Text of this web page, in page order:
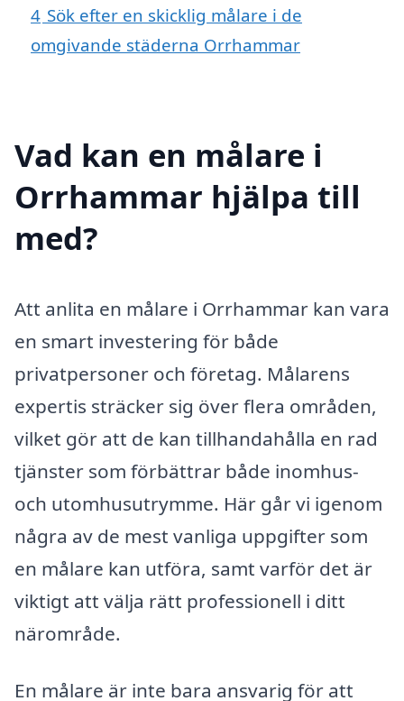
4 Sök efter en skicklig målare i de
omgivande städerna Orrhammar
Vad kan en målare i
Orrhammar hjälpa till
med?
Att anlita en målare i Orrhammar kan vara
en smart investering för både
privatpersoner och företag. Målarens
expertis sträcker sig över flera områden,
vilket gör att de kan tillhandahålla en rad
tjänster som förbättrar både inomhus-
och utomhusutrymme. Här går vi igenom
några av de mest vanliga uppgifter som
en målare kan utföra, samt varför det är
viktigt att välja rätt professionell i ditt
närområde.
En målare är inte bara ansvarig för att